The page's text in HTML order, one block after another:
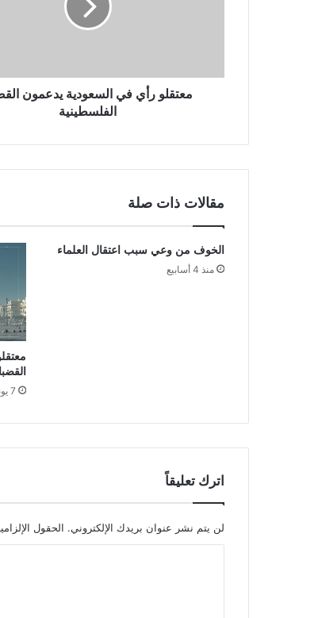
معتقلو رأي في السعودية يدعمون
الفلسطينية
مقالات ذات صلة
الخوف من وعي سبب اعتقال العلماء
منذ 4 أسابيع
7 يونيو، 2026
اترك تعليقاً
لن يتم نشر عنوان بريدك الإلكتروني. الحقول